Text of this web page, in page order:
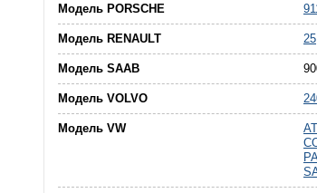
Модель PORSCHE
Модель RENAULT 25
Модель SAAB
Модель VOLVO
Модель VW